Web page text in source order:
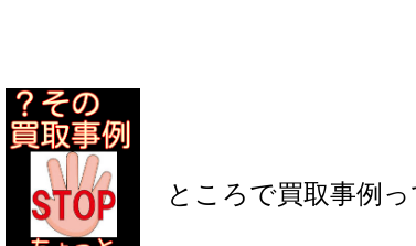
ところで買取事例っ